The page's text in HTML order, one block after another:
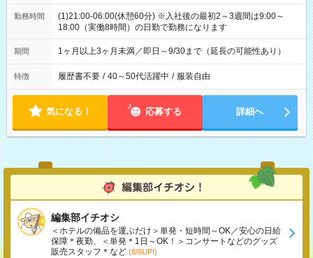
勤務時間
(1)21:00-06:00(休憩60分) ※入社後の最初2～3週間は9:00～
18:00（実働8時間）の日勤で勤務になります
期間 1ヶ月以上3ヶ月未満／即日～9/30まで（延長の可能性あり）
特徴 履歴書不要 / 40～50代活躍中 / 服装自由
気になる！ 応募する 詳細へ
編集部イチオシ
＜ホテルの備品を運ぶだけ＞単発・短時間～OK／安心の日給
保障＊夜勤、＜単発＊1日～OK！＞コンサートなどのグッズ
販売スタッフ＊など (8/6UP!)